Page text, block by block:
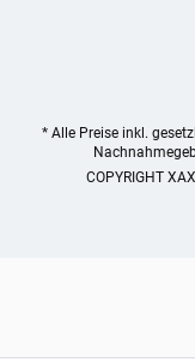
* Alle Preise inkl.
COPYRIGHT